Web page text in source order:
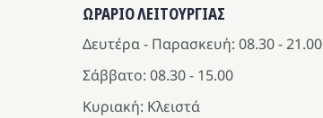
ΩΡΑΡΙΟ ΛΕΙΤΟΥΡΓΙΑΣ
Δευτέρα - Παρασκευή: 08.30 - 21.00
Σάββατο: 08.30 - 15.00
Κυριακή: Κλειστά